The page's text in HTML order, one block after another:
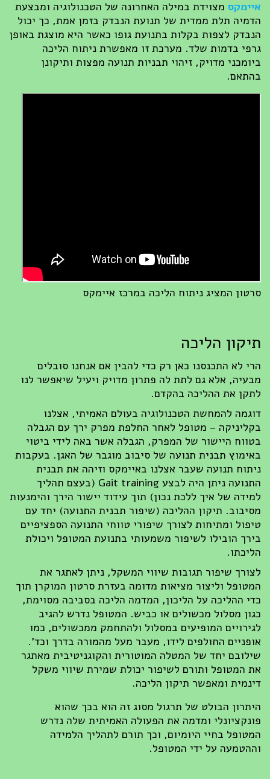
איימקסמצוידת במילה האחרונה של הטכנולוגיה ומבצעת
הדמיה תלת ממדית של תנועת הנבדק בזמן אמת, כך יכול
הנבדק לצפות בקלות בתנועת גופו כאשר היא מוצגת באופן
גרפי בדמות שלד. מערכת זו מאפשרת ניתוח הליכה
ביומכני מדויק, זיהוי תבניות תנועה מפצות ותיקונן
בהתאם.
סרטון המציג ניתוח הליכה במרכז איימקס
תיקון הליכה
הרי לא התכנסנו כאן רק כדי להבין אם אנחנו סובלים
מבעיה, אלא גם לתת לה פתרון מדויק ויעיל שיאפשר לנו
לתקן את ההליכה בהקדם.
דוגמה להמחשת הטכנולוגיה בעולם האמיתי, אצלנו
בקליניקה – מטופל לאחר החלפת מפרק ירך עם הגבלה
בטווח היישור של המפרק, הגבלה אשר באה לידי ביטוי
באימוץ תבנית תנועה של סיבוב מוגבר של האגן. בעקבות
ניתוח תנועה שעבר אצלנו באיימקס וזיהה את תבנית
התנועה ניתן היה לבצע Gait training (בעצם תהליך
למידה של איך ללכת נכון) תוך עידוד יישור הירך והימנעות
מסיבוב. תיקון ההליכה (שיפור תבנית התנועה) יחד עם
טיפול ומתיחות לצורך שיפורי טווחי התנועה הספציפיים
בירך הובילו לשיפור משמעותי בתנועת המטופל ויכולת
הליכתו.
לצורך שיפור תגובות שיווי המשקל, ניתן לאתגר את
המטופל וליצור מציאות מדומה בעזרת סרטון המוקרן תוך
כדי ההליכה על הליכון, המדמה הליכה בסביבה מסוימת,
כגון מסלול מכשולים או כביש. המטופל נדרש להגיב
לגירויים המופיעים במסלול ולהתחמק ממכשולים, כמו
אופניים החולפים לידו, מעבר מעל מהמורה בדרך וכד'.
שילובם יחד של המטלה המוטורית והקוגניטיבית מאתגר
את המטופל ותורם לשיפור יכולת שמירת שיווי משקל
דינמית ומאפשר תיקון הליכה.
היתרון הבולט של תרגול מסוג זה הוא בכך שהוא
פונקציונלי ומדמה את הפעולה האמיתית שלה נדרש
המטופל בחיי היומיום, וכך תורם לתהליך הלמידה
וההטמעה על ידי המטופל.